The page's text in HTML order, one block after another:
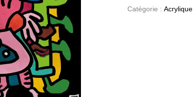
Catégorie : Acrylique